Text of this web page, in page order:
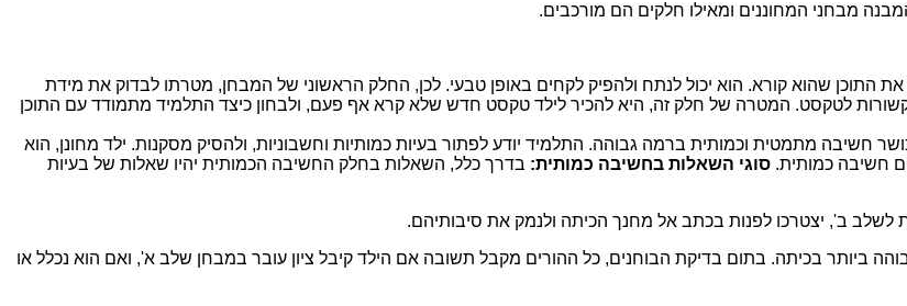
מבחני המחוננים ומאילו חלקים הם מורכבים.
התוכן שהוא קורא. הוא יכול לנתח ולהפיק לקחים באופן טבעי. לכן, החלק הראשוני של המבחן, מטרתו לבדוק את מידת
לטקסט. המטרה של חלק זה, היא להכיר לילד טקסט חדש שלא קרא אף פעם, ולבחון כיצד התלמיד מתמודד עם התוכן
חשיבה מתמטית וכמותית ברמה גבוהה. התלמיד יודע לפתור בעיות כמותיות וחשבוניות, ולהסיק מסקנות. ילד מחונן, הוא
חשיבה כמותית. סוגי השאלות בחשיבה כמותית: בדרך כלל, השאלות בחלק החשיבה הכמותית יהיו שאלות של בעיות
לשלב ב', יצטרכו לפנות בכתב אל מחנך הכיתה ולנמק את סיבותיהם.
ביותר בכיתה. בתום בדיקת הבוחנים, כל ההורים מקבל תשובה אם הילד קיבל ציון עובר במבחן שלב א', ואם הוא נכלל או